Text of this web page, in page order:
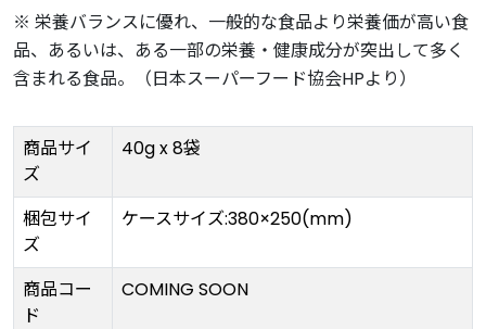
※ 栄養バランスに優れ、一般的な食品より栄養価が高い食
品、あるいは、ある一部の栄養・健康成分が突出して多く
含まれる食品。（日本スーパーフード協会HPより）
商品サイ
ズ
40g x 8袋
梱包サイ
ズ
ケースサイズ:380×250(mm)
商品コー
ド
COMING SOON